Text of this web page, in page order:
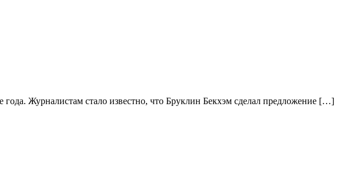
Журналистам стало известно, что Бруклин Бекхэм сделал предложение […]